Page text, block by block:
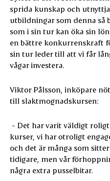
sprida kunskap och
utbildningar som denna så
som i sin tur kan öka sin
en bättre konkurrenskraft
sin tur leder till att vi får
vågar investera.
Viktor Pålsson, inköpare
till slaktmognadskursen:
- Det har varit väldigt
kurser, vi har otroligt
och det är många som
tidigare, men vår
några extra pusselbitar.